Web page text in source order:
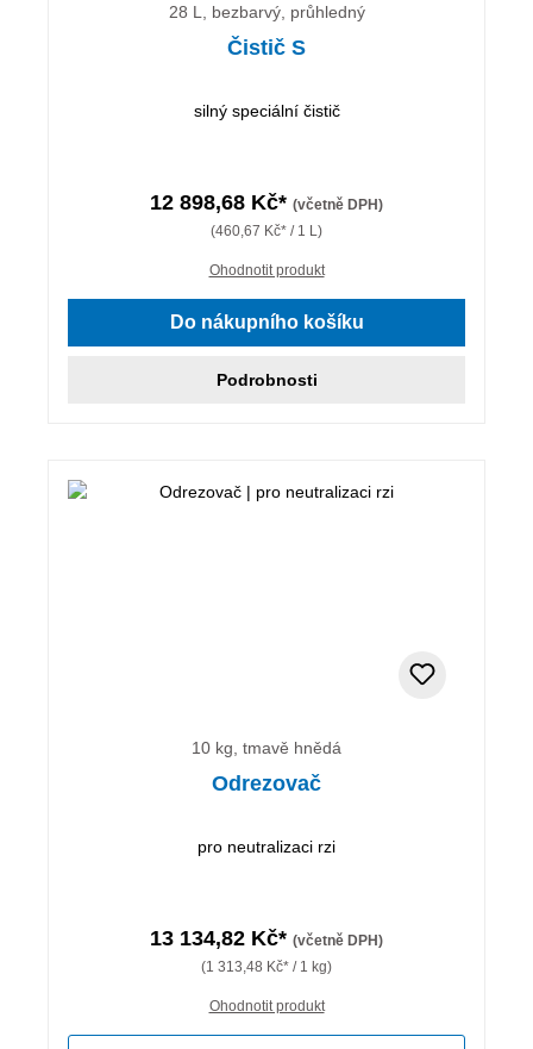
28 L, bezbarvý, průhledný
Čistič S
silný speciální čistič
12 898,68 Kč* (včetně DPH)
(460,67 Kč* / 1 L)
Ohodnotit produkt
Do nákupního košíku
Podrobnosti
10 kg, tmavě hnědá
Odrezovač
pro neutralizaci rzi
13 134,82 Kč* (včetně DPH)
(1 313,48 Kč* / 1 kg)
Ohodnotit produkt